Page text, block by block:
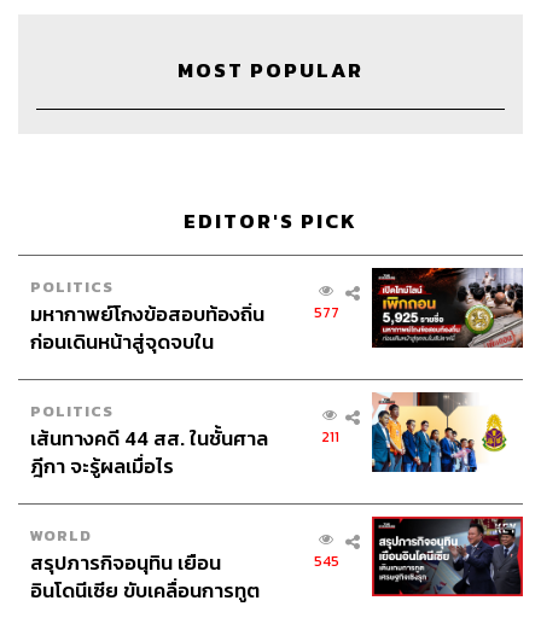
ภูมิชาย บุญสินสุข
ภูมิชาย บุญสินสุข
Creativeอัญชิษฐา ล้อมธรรมพินิจ
Video Editorอภิสิทธิ์​ หรรษาภิรมย์โชค
Sound Designer & Engineer
กฤตพล จียะเกียรติ
Channel Managerเชษฐพงศ์ ชูประดิษฐ์
Art Director
IllustratorKhunkhom
Proofreaderภาวิกา ขันติศรีสกุล
Webmaster รพีพรรณ เกตุสมพงษ์
Social Media Admin
วนัชพร ดวงนิล, สุทธกิตติ์​ สุทธาวรรณ
กุล, ธิติกร ลิ้มทองมณี
Archive Officerชริน จำปาวัน
MOST POPULAR
EDITOR'S PICK
POLITICS
มหากาพย์โกงข้อสอบท้องถิ่น
ก่อนเดินหน้าสู่จุดจบใน
577
POLITICS
เส้นทางคดี 44 สส. ในชั้นศาล
ฎีกา จะรู้ผลเมื่อไร
211
WORLD
สรุปภารกิจอนุทิน เยือน
อินโดนีเซีย ขับเคลื่อนการทูต
545